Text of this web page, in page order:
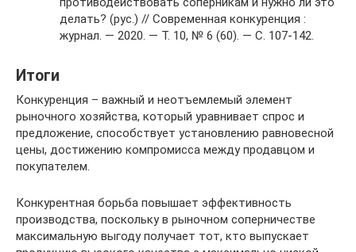
делать? (рус.) // Современная конкуренция :
журнал. — 2020. — Т. 10, № 6 (60). — С. 107-142.
Итоги
Конкуренция – важный и неотъемлемый элемент
рыночного хозяйства, который уравнивает спрос и
предложение, способствует установлению равновесной
цены, достижению компромисса между продавцом и
покупателем.
Конкурентная борьба повышает эффективность
производства, поскольку в рыночном соперничестве
максимальную выгоду получает тот, кто выпускает